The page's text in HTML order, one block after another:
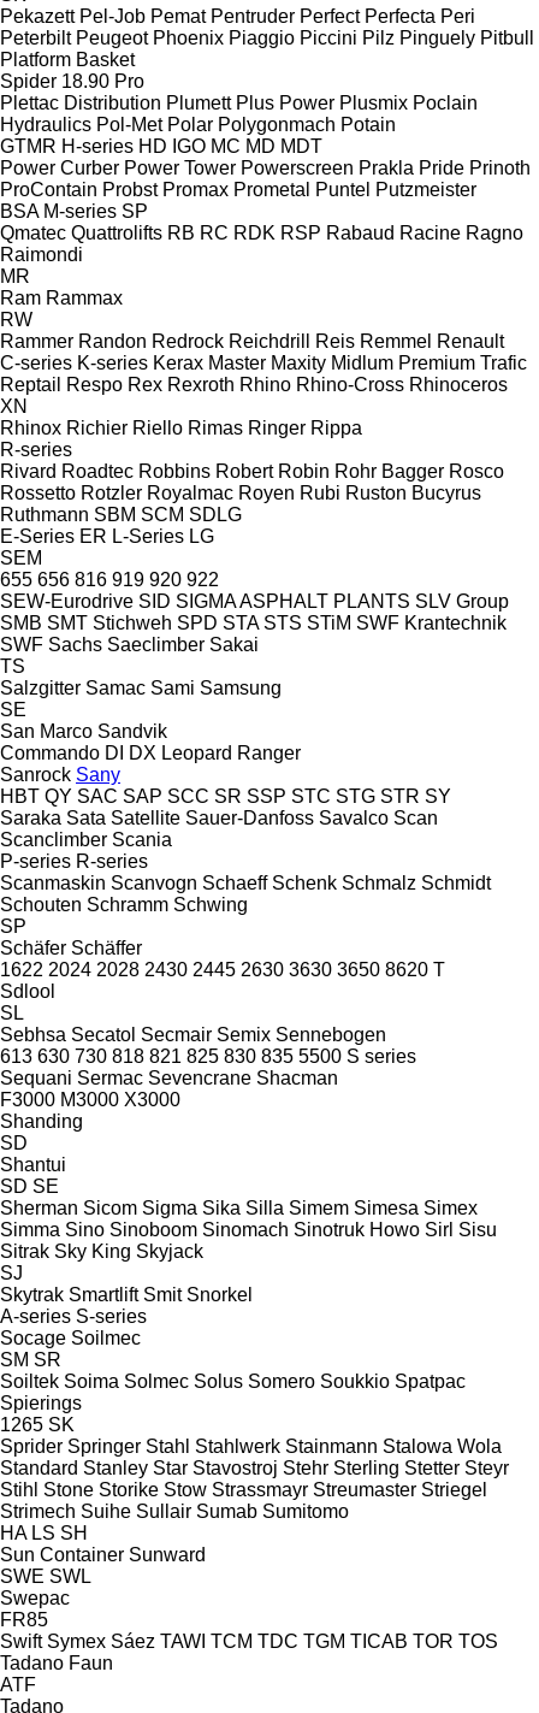
Pekazett Pel-Job Pemat Pentruder Perfect Perfecta Peri
Peterbilt Peugeot Phoenix Piaggio Piccini Pilz Pinguely Pitbull
Platform Basket
Spider 18.90 Pro
Plettac Distribution Plumett Plus Power Plusmix Poclain
Hydraulics Pol-Met Polar Polygonmach Potain
GTMR H-series HD IGO MC MD MDT
Power Curber Power Tower Powerscreen Prakla Pride Prinoth
ProContain Probst Promax Prometal Puntel Putzmeister
BSA M-series SP
Qmatec Quattrolifts RB RC RDK RSP Rabaud Racine Ragno
Raimondi
MR
Ram Rammax
RW
Rammer Randon Redrock Reichdrill Reis Remmel Renault
C-series K-series Kerax Master Maxity Midlum Premium Trafic
Reptail
Respo Rex Rexroth Rhino Rhino-Cross Rhinoceros
XN
Rhinox Richier Riello Rimas Ringer Rippa
R-series
Rivard Roadtec Robbins Robert Robin Rohr Bagger Rosco
Rossetto Rotzler Royalmac Royen Rubi Ruston Bucyrus
Ruthmann SBM SCM SDLG
E-Series ER L-Series LG
SEM
655 656 816 919 920 922
SEW-Eurodrive SID SIGMA ASPHALT PLANTS SLV Group
SMB SMT Stichweh SPD STA STS STiM SWF Krantechnik
SWF Sachs Saeclimber Sakai
TS
Salzgitter Samac Sami Samsung
SE
San Marco Sandvik
Commando DI DX Leopard Ranger
Sanrock Sany
HBT QY SAC SAP SCC SR SSP STC STG STR SY
Saraka Sata Satellite Sauer-Danfoss Savalco Scan
Scanclimber Scania
P-series R-series
Scanmaskin Scanvogn Schaeff Schenk Schmalz Schmidt
Schouten Schramm Schwing
SP
Schäfer Schäffer
1622 2024 2028 2430 2445 2630 3630 3650 8620 T
Sdlool
SL
Sebhsa Secatol Secmair Semix Sennebogen
613 630 730 818 821 825 830 835 5500 S series
Sequani Sermac Sevencrane Shacman
F3000 M3000 X3000
Shanding
SD
Shantui
SD SE
Sherman Sicom Sigma Sika Silla Simem Simesa Simex
Simma Sino Sinoboom Sinomach Sinotruk Howo Sirl Sisu
Sitrak Sky King Skyjack
SJ
Skytrak Smartlift Smit Snorkel
A-series S-series
Socage Soilmec
SM SR
Soiltek Soima Solmec Solus Somero Soukkio Spatpac
Spierings
1265 SK
Sprider Springer Stahl Stahlwerk Stainmann Stalowa Wola
Standard Stanley Star Stavostroj Stehr Sterling Stetter Steyr
Stihl Stone Storike Stow Strassmayr Streumaster Striegel
Strimech Suihe Sullair Sumab Sumitomo
HA LS SH
Sun Container Sunward
SWE SWL
Swepac
FR85
Swift Symex Sáez TAWI TCM TDC TGM TICAB TOR TOS
Tadano Faun
ATF
Tadano